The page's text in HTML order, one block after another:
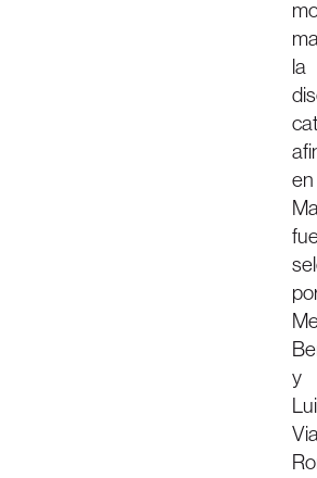
la
en
y
Via